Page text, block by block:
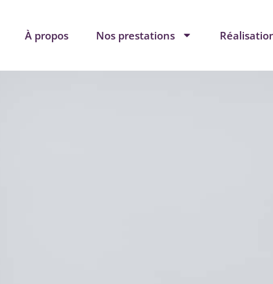
À propos Nos prestations